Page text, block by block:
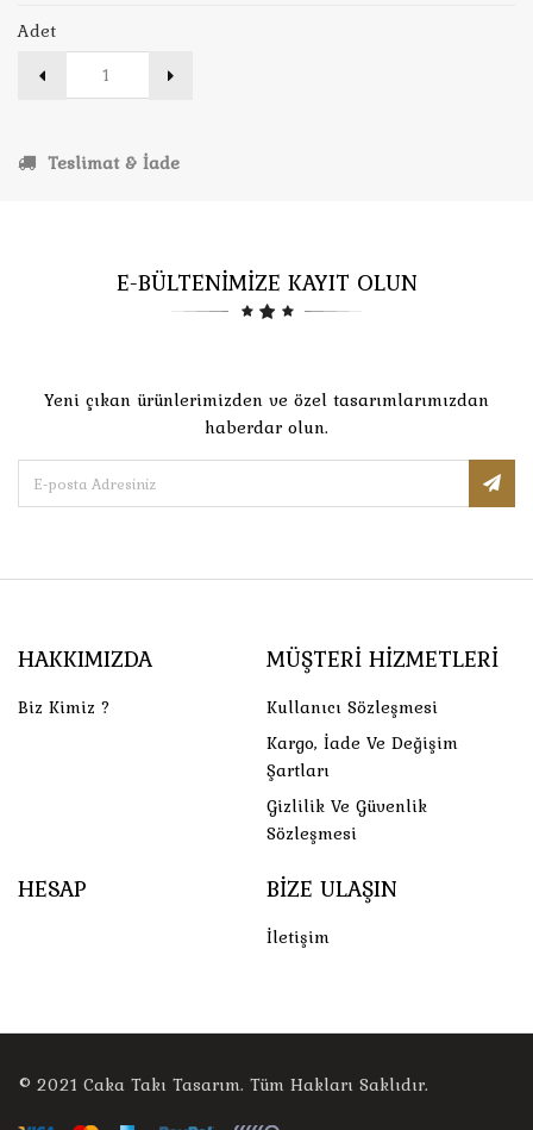
Adet
Teslimat & İade
E-BÜLTENİMİZE KAYIT OLUN
Yeni çıkan ürünlerimizden ve özel tasarımlarımızdan
haberdar olun.
HAKKIMIZDA
Biz Kimiz ?
MÜŞTERI HIZMETLERI
Kullanıcı Sözleşmesi
Kargo, İade Ve Değişim
Şartları
Gizlilik Ve Güvenlik
Sözleşmesi
HESAP BIZE ULAŞIN
İletişim
© 2021 Caka Takı Tasarım. Tüm Hakları Saklıdır.